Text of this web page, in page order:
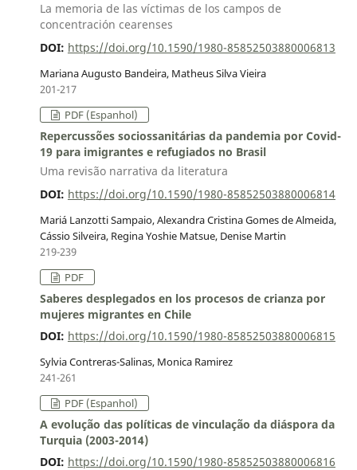
La memoria de las víctimas de los campos de
concentración cearenses
DOI: https://doi.org/10.1590/1980-85852503880006813
Mariana Augusto Bandeira, Matheus Silva Vieira
201-217
PDF (Espanhol)
Repercussões sociossanitárias da pandemia por Covid-
19 para imigrantes e refugiados no Brasil
Uma revisão narrativa da literatura
DOI: https://doi.org/10.1590/1980-85852503880006814
Mariá Lanzotti Sampaio, Alexandra Cristina Gomes de Almeida,
Cássio Silveira, Regina Yoshie Matsue, Denise Martin
219-239
PDF
Saberes desplegados en los procesos de crianza por
mujeres migrantes en Chile
DOI: https://doi.org/10.1590/1980-85852503880006815
Sylvia Contreras-Salinas, Monica Ramirez
241-261
PDF (Espanhol)
A evolução das políticas de vinculação da diáspora da
Turquia (2003-2014)
DOI: https://doi.org/10.1590/1980-85852503880006816